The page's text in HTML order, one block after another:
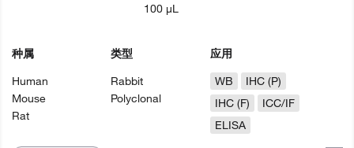
种属
Human
Mouse
Rat
类型
Rabbit
Polyclonal
应用
WB
IHC (P)
IHC (F)
ICC/IF
ELISA
100 µL